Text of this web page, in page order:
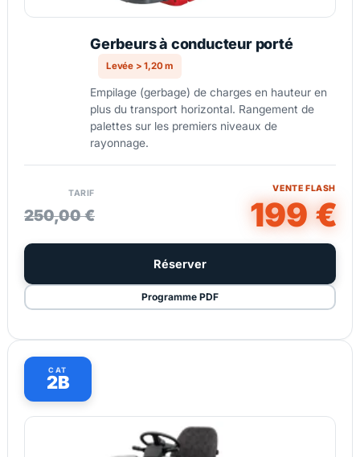
Gerbeurs à conducteur porté
Levée > 1,20 m
Empilage (gerbage) de charges en hauteur en
plus du transport horizontal. Rangement de
palettes sur les premiers niveaux de
rayonnage.
TARIF
250,00 €
VENTE FLASH
199 €
Réserver
Programme PDF
CAT
2B